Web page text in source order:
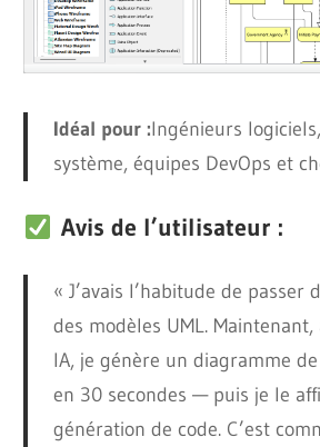
Idéal pour :Ingénieurs
système, équipes DevOps et
Avis de l’utilisateur :
« J’avais l’habitude de passer
des modèles UML. Maintenant,
IA, je génère un diagramme
en 30 secondes — puis je le
génération de code. C’est